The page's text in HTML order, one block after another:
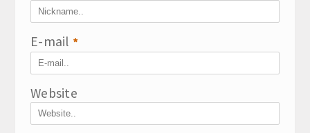
E-mail *
Website